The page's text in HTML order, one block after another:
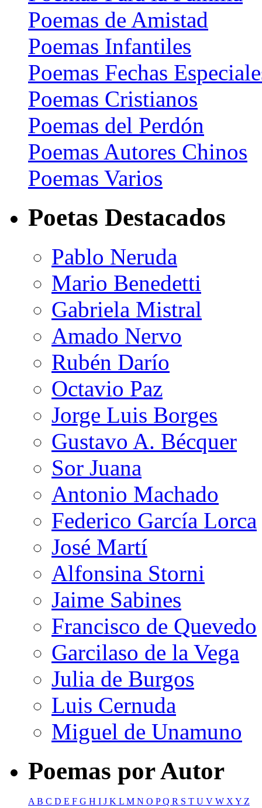
Poemas de Amistad
Poemas Infantiles
Poemas Fechas
Poemas Cristianos
Poemas del Perdón
Poemas Autores Chinos
Poemas Varios
Poetas Destacados
Pablo Neruda
Mario Benedetti
Gabriela Mistral
Amado Nervo
Rubén Darío
Octavio Paz
Jorge Luis Borges
Gustavo A. Bécquer
Sor Juana
Antonio Machado
Federico García Lorca
José Martí
Alfonsina Storni
Jaime Sabines
Francisco de Quevedo
Garcilaso de la Vega
Julia de Burgos
Luis Cernuda
Miguel de Unamuno
Poemas por Autor
AB C D E F G H I J K L M N O PQ R S T U V W XY Z